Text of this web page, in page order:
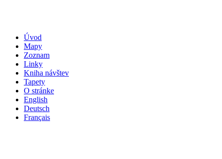
Úvod
Mapy
Zoznam
Linky
Kniha návštev
Tapety
O stránke
English
Deutsch
Français